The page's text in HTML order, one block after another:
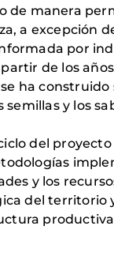
de manera
a excepción
por
de los
ha construido
y los
del
y los
del territorio